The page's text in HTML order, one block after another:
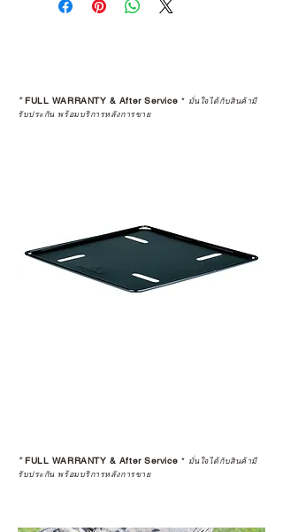
“ประสบการณ์หลังการใช้งาน” ใน
STUDIO และร้านตัวแทนจำหน่ายที่
ได้รับการแต่งตั้งอย่างเป็นทางการ จะ
ก่อนตัดสินใจซื้อสินค้า เราอยาก
แนะนำให้คุณสอบถามทุกครั้งว่า ร้าน
ในอุปกรณ์ที่คุณรัก มีคุณค่าอย่าง
*FULL WARRANTY & After Service * มั่นใจได้กับสินค้ามี
รับประกัน พร้อมบริการหลังการขาย
*FULL WARRANTY & After Service * มั่นใจได้กับสินค้ามี
รับประกัน พร้อมบริการหลังการขาย